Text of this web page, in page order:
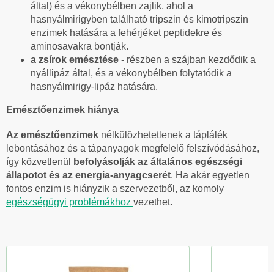
által) és a vékonybélben zajlik, ahol a
hasnyálmirigyben található tripszin és kimotripszin
enzimek hatására a fehérjéket peptidekre és
aminosavakra bontják.
a zsírok emésztése - részben a szájban kezdődik a
nyállipáz által, és a vékonybélben folytatódik a
hasnyálmirigy-lipáz hatására.
Emésztőenzimek hiánya
Az emésztőenzimek nélkülözhetetlenek a táplálék
lebontásához és a tápanyagok megfelelő felszívódásához,
így közvetlenül
befolyásolják az általános egészségi
állapotot és az energia-anyagcserét. Ha akár egyetlen
fontos enzim is hiányzik a szervezetből, az komoly
egészségügyi problémákhoz vezethet.